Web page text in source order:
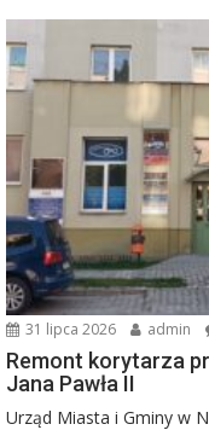
31 lipca 2026 admin
Remont korytarza
Jana Pawła II
Urząd Miasta i Gminy w